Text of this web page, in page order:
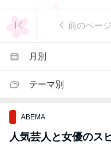
前のページ
月別
テーマ別
ABEMA
人気芸人と女優のス